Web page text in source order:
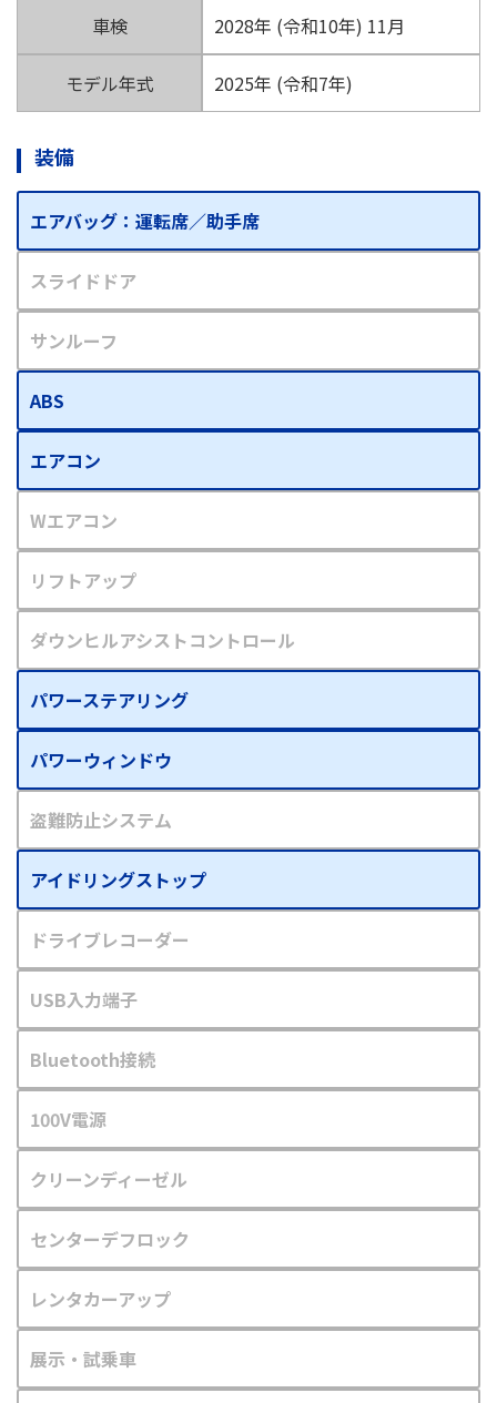
車検 2028年 (令和10年) 11月
モデル年式 2025年 (令和7年)
装備
エアバッグ：運転席／助手席
スライドドア
サンルーフ
ABS
エアコン
Wエアコン
リフトアップ
ダウンヒルアシストコントロール
パワーステアリング
パワーウィンドウ
盗難防止システム
アイドリングストップ
ドライブレコーダー
USB入力端子
Bluetooth接続
100V電源
クリーンディーゼル
センターデフロック
レンタカーアップ
展示・試乗車